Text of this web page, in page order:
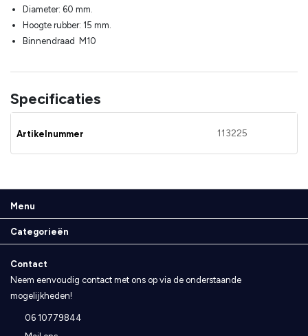
Diameter: 60 mm.
Hoogte rubber: 15 mm.
Binnendraad M10
Specificaties
Artikelnummer 113225
Menu
Categorieën
Contact
Neem eenvoudig contact met ons op via de onderstaande
mogelijkheden!
06 10779844